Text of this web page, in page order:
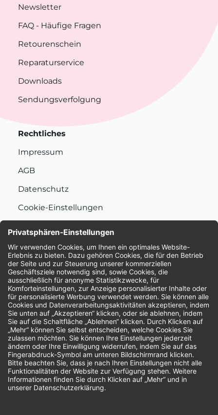
Newsletter
FAQ - Häufige Fragen
Retourenschein
Reparaturservice
Downloads
Sendungsverfolgung
Rechtliches
Impressum
AGB
Datenschutz
Cookie-Einstellungen
Bewertungen